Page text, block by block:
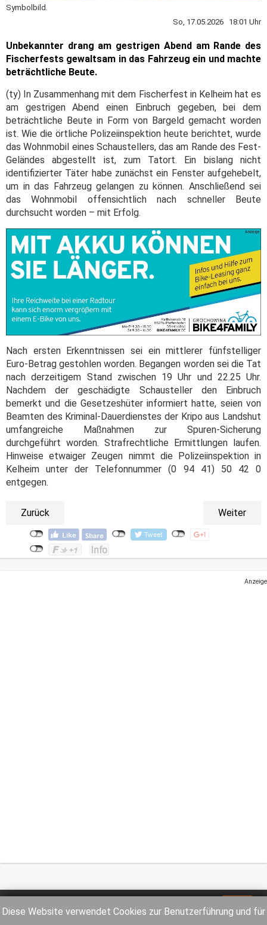
Diese Website verwendet Cookies zur Benutzerführung und für
Symbolbild.
So, 17.05.2026 18:01 Uhr
Unbekannter drang am gestrigen Abend am Rande des
Fischerfests gewaltsam in das Fahrzeug ein und machte
beträchtliche Beute.
(ty) In Zusammenhang mit dem Fischerfest in Kelheim hat es
am gestrigen Abend einen Einbruch gegeben, bei dem
beträchtliche Beute in Form von Bargeld gemacht worden
ist. Wie die örtliche Polizeiinspektion heute berichtet, wurde
das Wohnmobil eines Schaustellers, das am Rande des Fest-
Geländes abgestellt ist, zum Tatort. Ein bislang nicht
identifizierter Täter habe zunächst ein Fenster aufgehebelt,
um in das Fahrzeug gelangen zu können. Anschließend sei
das Wohnmobil offensichtlich nach schneller Beute
durchsucht worden – mit Erfolg.
Nach ersten Erkenntnissen sei ein mittlerer fünfstelliger
Euro-Betrag gestohlen worden. Begangen worden sei die Tat
nach derzeitigem Stand zwischen 19 Uhr und 22.25 Uhr.
Nachdem der geschädigte Schausteller den Einbruch
bemerkt und die Gesetzeshüter informiert hatte, seien von
Beamten des Kriminal-Dauerdienstes der Kripo aus Landshut
umfangreiche Maßnahmen zur Spuren-Sicherung
durchgeführt worden. Strafrechtliche Ermittlungen laufen.
Hinweise etwaiger Zeugen nimmt die Polizeiinspektion in
Kelheim unter der Telefonnummer (0 94 41) 50 42 0
entgegen.
Zurück Weiter
Anzeige